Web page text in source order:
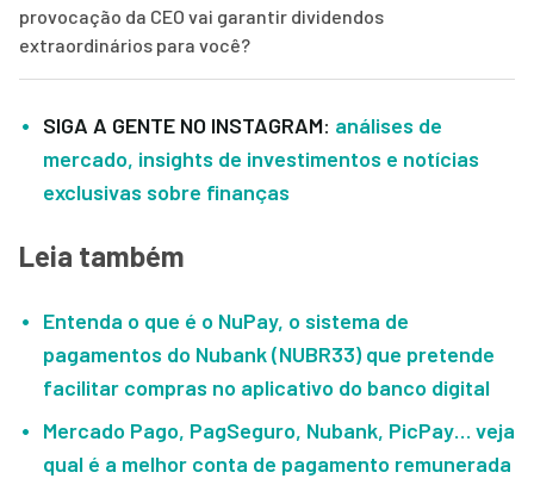
provocação da CEO vai garantir dividendos
extraordinários para você?
SIGA A GENTE NO INSTAGRAM: análises de
mercado, insights de investimentos e notícias
exclusivas sobre finanças
Leia também
Entenda o que é o NuPay, o sistema de
pagamentos do Nubank (NUBR33) que pretende
facilitar compras no aplicativo do banco digital
Mercado Pago, PagSeguro, Nubank, PicPay… veja
qual é a melhor conta de pagamento remunerada